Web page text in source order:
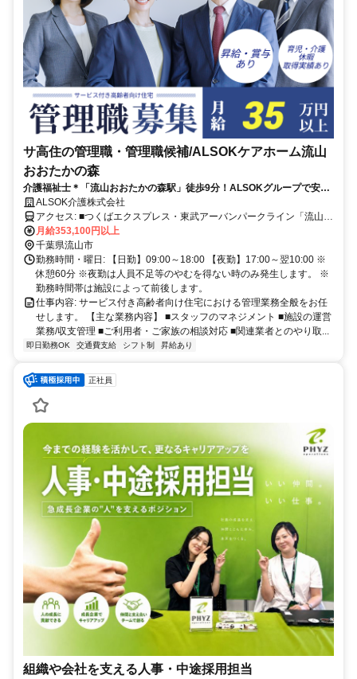
サ高住の管理職・管理職候補/ALSOKケアホーム流山
おおたかの森
介護福祉士＊「流山おおたかの森駅」徒歩9分！ALSOKグループで安定
キャリアを実現！中途向け研修などスキルサポート充実！
ALSOK介護株式会社
アクセス: ■つくばエクスプレス・東武アーバンパークライン「流山お
おたかの森駅」西出口より徒歩9分
月給353,100円以上
千葉県流山市
勤務時間・曜日: 【日勤】09:00～18:00 【夜勤】17:00～翌10:00 ※
休憩60分 ※夜勤は人員不足等のやむを得ない時のみ発生します。 ※
勤務時間帯は施設によって前後します。
仕事内容: サービス付き高齢者向け住宅における管理業務全般をお任
せします。 【主な業務内容】 ■スタッフのマネジメント ■施設の運営
業務/収支管理 ■ご利用者・ご家族の相談対応 ■関連業者とのやり取...
即日勤務OK 交通費支給 シフト制 昇給あり
正社員
組織や会社を支える人事・中途採用担当